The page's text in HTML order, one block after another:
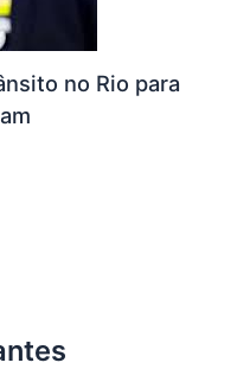
no Rio para